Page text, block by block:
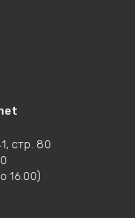
стр. 80
16.00)